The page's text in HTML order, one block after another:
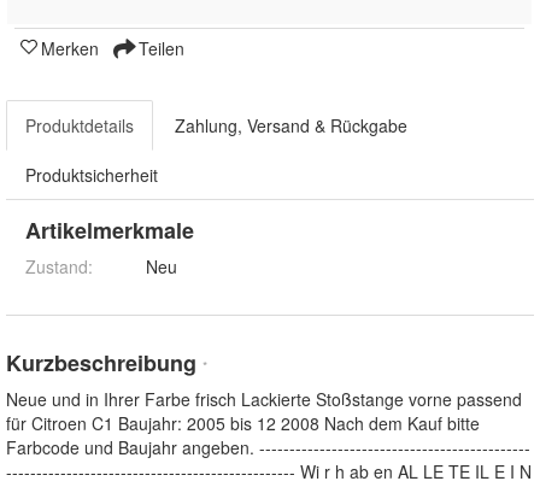
Merken Teilen
Produktdetails Zahlung, Versand & Rückgabe
Produktsicherheit
Artikelmerkmale
Zustand: Neu
Kurzbeschreibung *
Neue und in Ihrer Farbe frisch Lackierte Stoßstange vorne passend
für Citroen C1 Baujahr: 2005 bis 12 2008 Nach dem Kauf bitte
Farbcode und Baujahr angeben. ---------------------------------------------
------------------------------------------------ Wi r h ab en AL LE TE IL E I N